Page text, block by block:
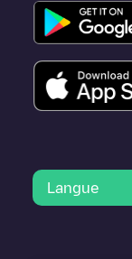
Langue